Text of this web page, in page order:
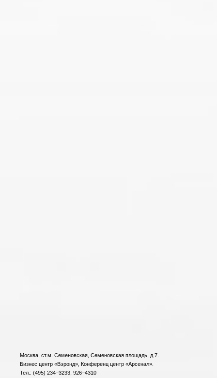
Москва, ст.м. Семеновская, Семеновская площадь, д.7.
Бизнес центр «Вэронд», Конференц центр «Арсенал».
Тел.: (495) 234–3233, 926–4310